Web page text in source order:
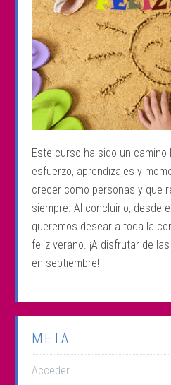
Este curso ha sido un camino
esfuerzo, aprendizajes y
crecer como personas y que
siempre. Al concluirlo, desde
queremos desear a toda la
feliz verano. ¡A disfrutar de
en septiembre!
META
Acceder